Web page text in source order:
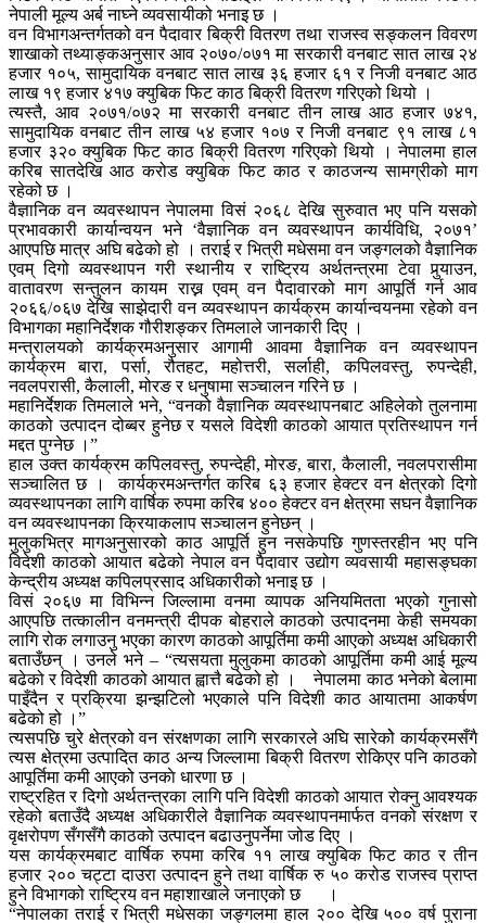
नेपाली मूल्य अर्ब नाघ्ने व्यवसायीको भनाइ छ ।
वन विभागअन्तर्गतको वन पैदावार बिक्री वितरण तथा राजस्व सङ्कलन विवरण
शाखाको तथ्याङ्कअनुसार आव २०७०/०७१ मा सरकारी वनबाट सात लाख २४
हजार १०५, सामुदायिक वनबाट सात लाख ३६ हजार ६१ र निजी वनबाट आठ
लाख १९ हजार ४१७ क्युबिक फिट काठ बिक्री वितरण गरिएको थियो ।
त्यस्तै, आव २०७१/०७२ मा सरकारी वनबाट तीन लाख आठ हजार ७४१,
सामुदायिक वनबाट तीन लाख ५४ हजार १०७ र निजी वनबाट ९१ लाख ८१
हजार ३२० क्युबिक फिट काठ बिक्री वितरण गरिएको थियो । नेपालमा हाल
करिब सातदेखि आठ करोड क्युबिक फिट काठ र काठजन्य सामग्रीको माग
रहेको छ ।
वैज्ञानिक वन व्यवस्थापन नेपालमा विसं २०६८ देखि सुरुवात भए पनि यसको
प्रभावकारी कार्यान्वयन भने ‘वैज्ञानिक वन व्यवस्थापन कार्यविधि, २०७१’
आएपछि मात्र अघि बढेको हो । तराई र भित्री मधेसमा वन जङ्गलको वैज्ञानिक
एवम् दिगो व्यवस्थापन गरी स्थानीय र राष्ट्रिय अर्थतन्त्रमा टेवा पुर्‍याउन,
वातावरण सन्तुलन कायम राख्न एवम् वन पैदावारको माग आपूर्ति गर्न आव
२०६६/०६७ देखि साझेदारी वन व्यवस्थापन कार्यक्रम कार्यान्वयनमा रहेको वन
विभागका महानिर्देशक गौरीशङ्कर तिमलाले जानकारी दिए ।
मन्त्रालयको कार्यक्रमअनुसार आगामी आवमा वैज्ञानिक वन व्यवस्थापन
कार्यक्रम बारा, पर्सा, रौतहट, महोत्तरी, सर्लाही, कपिलवस्तु, रुपन्देही,
नवलपरासी, कैलाली, मोरङ र धनुषामा सञ्चालन गरिने छ ।
महानिर्देशक तिमलाले भने, “वनको वैज्ञानिक व्यवस्थापनबाट अहिलेको तुलनामा
काठको उत्पादन दोब्बर हुनेछ र यसले विदेशी काठको आयात प्रतिस्थापन गर्न
मद्दत पुग्नेछ ।”
हाल उक्त कार्यक्रम कपिलवस्तु, रुपन्देही, मोरङ, बारा, कैलाली, नवलपरासीमा
सञ्चालित छ । कार्यक्रमअन्तर्गत करिब ६३ हजार हेक्टर वन क्षेत्रको दिगो
व्यवस्थापनका लागि वार्षिक रुपमा करिब ४०० हेक्टर वन क्षेत्रमा सघन वैज्ञानिक
वन व्यवस्थापनका क्रियाकलाप सञ्चालन हुनेछन् ।
मुलुकभित्र मागअनुसारको काठ आपूर्ति हुन नसकेपछि गुणस्तरहीन भए पनि
विदेशी काठको आयात बढेको नेपाल वन पैदावार उद्योग व्यवसायी महासङ्घका
केन्द्रीय अध्यक्ष कपिलप्रसाद अधिकारीको भनाइ छ ।
विसं २०६७ मा विभिन्न जिल्लामा वनमा व्यापक अनियमितता भएको गुनासो
आएपछि तत्कालीन वनमन्त्री दीपक बोहराले काठको उत्पादनमा केही समयका
लागि रोक लगाउनु भएका कारण काठको आपूर्तिमा कमी आएको अध्यक्ष अधिकारी
बताउँछन् । उनले भने – “त्यसयता मुलुकमा काठको आपूर्तिमा कमी आई मूल्य
बढेको र विदेशी काठको आयात ह्वात्तै बढेको हो । नेपालमा काठ भनेको बेलामा
पाइँदैन र प्रक्रिया झन्झटिलो भएकाले पनि विदेशी काठ आयातमा आकर्षण
बढेको हो ।”
त्यसपछि चुरे क्षेत्रको वन संरक्षणका लागि सरकारले अघि सारेकोे कार्यक्रमसँगै
त्यस क्षेत्रमा उत्पादित काठ अन्य जिल्लामा बिक्री वितरण रोकिएर पनि काठको
आपूर्तिमा कमी आएको उनकाे धारणा छ ।
राष्ट्रहित र दिगो अर्थतन्त्रका लागि पनि विदेशी काठको आयात रोक्नु आवश्यक
रहेको बताउँदै अध्यक्ष अधिकारीले वैज्ञानिक व्यवस्थापनमार्फत वनको संरक्षण र
वृक्षरोपण सँगसँगै काठको उत्पादन बढाउनुपर्नेमा जोड दिए ।
यस कार्यक्रमबाट वार्षिक रुपमा करिब ११ लाख क्युबिक फिट काठ र तीन
हजार २०० चट्टा दाउरा उत्पादन हुने तथा वार्षिक रु ५० करोड राजस्व प्राप्त
हुने विभागको राष्ट्रिय वन महाशाखाले जनाएको छ ।
“नेपालका तराई र भित्री मधेसका जङ्गलमा हाल २०० देखि ५०० वर्ष पुराना